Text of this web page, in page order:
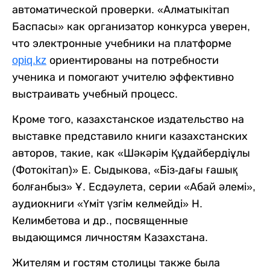
автоматической проверки. «Алматыкiтап
Баспасы» как организатор конкурса уверен,
что электронные учебники на платформе
opiq.kz ориентированы на потребности
ученика и помогают учителю эффективно
выстраивать учебный процесс.
Кроме того, казахстанское издательство на
выставке представило книги казахстанских
авторов, такие, как «Шәкәрім Құдайбердіұлы
(Фотокітап)» Е. Сыдыкова, «Біз-дағы ғашық
болғанбыз» Ұ. Есдәулета, серии «Абай әлемі»,
аудиокниги «Үміт үзгім келмейді» Н.
Келимбетова и др., посвященные
выдающимся личностям Казахстана.
Жителям и гостям столицы также была